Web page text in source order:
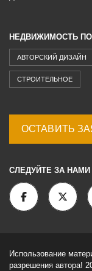
НЕДВИЖИМОСТЬ
АВТОРСКИЙ ДИЗАЙН
СТРОИТЕЛЬНОЕ
ОСТАВИТЬ
СЛЕДУЙТЕ ЗА НАМИ
Использование
разрешения автора!